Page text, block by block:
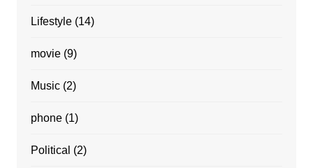
Lifestyle(14)
movie(9)
Music(2)
phone(1)
Political (2)